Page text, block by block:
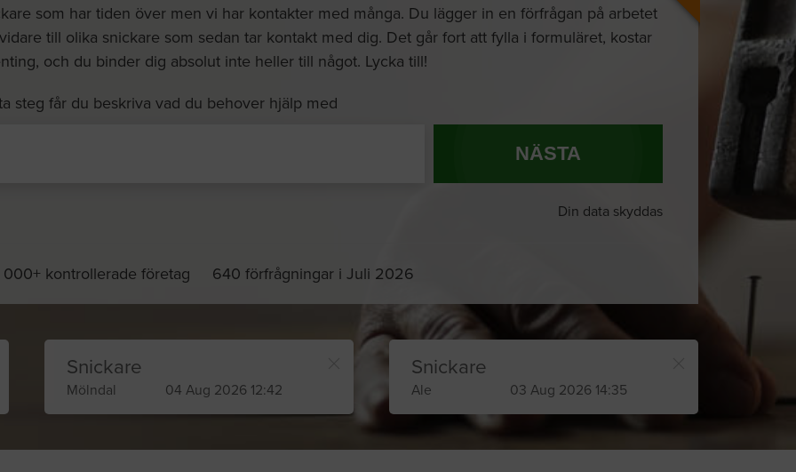
som har tiden över men vi har kontakter med många. Du lägger in en förfrågan på arbetet
till olika snickare som sedan tar kontakt med dig. Det går fort att fylla i formuläret, kostar
och du binder dig absolut inte heller till något. Lycka till!
steg får du beskriva vad du behover hjälp med
NÄSTA
Din data skyddas
000+ kontrollerade företag 640 förfrågningar i Juli 2026
Snickare
Mölndal 04 Aug 2026 12:42
Snickare
Ale 03 Aug 2026 14:35